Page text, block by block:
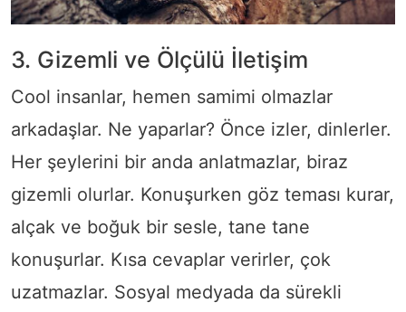
3. Gizemli ve Ölçülü İletişim
Cool insanlar, hemen samimi olmazlar
arkadaşlar. Ne yaparlar? Önce izler, dinlerler.
Her şeylerini bir anda anlatmazlar, biraz
gizemli olurlar. Konuşurken göz teması kurar,
alçak ve boğuk bir sesle, tane tane
konuşurlar. Kısa cevaplar verirler, çok
uzatmazlar. Sosyal medyada da sürekli